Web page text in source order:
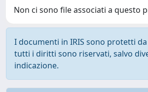
Non ci sono file associati a questo
I documenti in IRIS sono protetti
tutti i diritti sono riservati, salvo
indicazione.